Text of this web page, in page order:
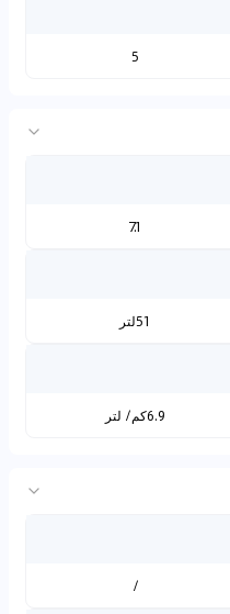
5
7.1
51لتر
6.9كم/ لتر
/